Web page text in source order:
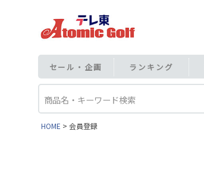
セール・企画 ランキング
HOME 会員登録